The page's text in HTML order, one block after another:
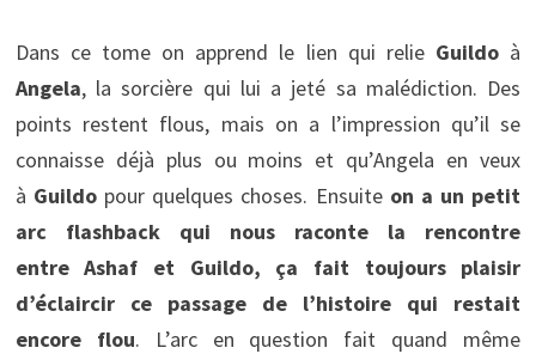
Dans ce tome on apprend le lien qui relie Guildo à
Angela, la sorcière qui lui a jeté sa malédiction. Des
points restent flous, mais on a l’impression qu’il se
connaisse déjà plus ou moins et qu’Angela en veux
à Guildo pour quelques choses. Ensuite on a un petit
arc flashback qui nous raconte la rencontre
entre Ashaf et Guildo, ça fait toujours plaisir
d’éclaircir ce passage de l’histoire qui restait
encore flou. L’arc en question fait quand même